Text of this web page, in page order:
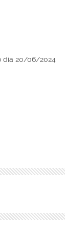
dia 20/06/2024